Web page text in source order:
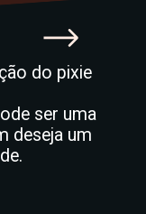
do pixie
ser uma
deseja um